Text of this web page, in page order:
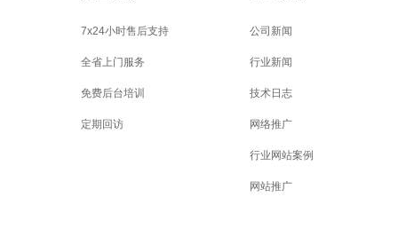
7x24小时售后支持
全省上门服务
免费后台培训
定期回访
公司新闻
行业新闻
技术日志
网络推广
行业网站案例
网站推广